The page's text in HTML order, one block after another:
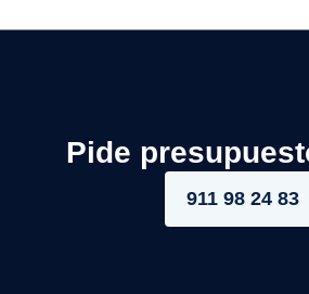
Pide
911 98 24 83